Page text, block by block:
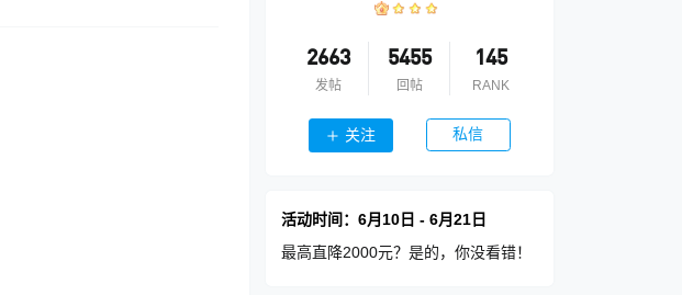
2663
发帖
5455
回帖
145
RANK
关注 私信
活动时间：6月10日 - 6月21日
最高直降2000元？是的，你没看错！